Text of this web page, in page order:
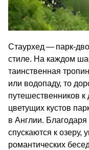
Стаурхед — парк-
стиле. На каждом
таинственная
или водопаду, то
путешественников
цветущих кустов
в Англии.
спускаются к
романтических